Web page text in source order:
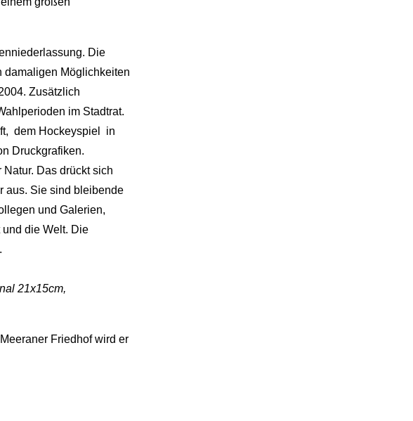
Die
damaligen Möglichkeiten
Zusätzlich
im Stadtrat.
dem Hockeyspiel in
Druckgrafiken.
Das drückt sich
aus. Sie sind bleibende
und Galerien,
und die Welt. Die
21x15cm,
Friedhof wird er